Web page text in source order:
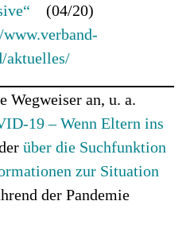
(04/20)
aktuelles/
Wegweiser an, u. a.
19 – Wenn Eltern ins
über die Suchfunktion
zur Situation
der Pandemie